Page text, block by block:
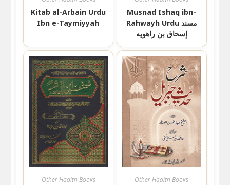
Kitab al-Arbain Urdu
Ibn e-Taymiyyah
Musnad Ishaq ibn-
Rahwayh Urdu مسند
إسحاق بن راهويه
Other Hadith Books Other Hadith Books